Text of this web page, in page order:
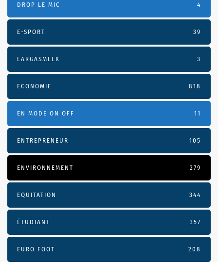
DROP LE MIC 4
E-SPORT 39
EARGASMEEK 3
ECONOMIE 818
EN MODE ON OFF 11
ENTREPRENEUR 105
ENVIRONNEMENT 279
EQUITATION 344
ÉTUDIANT 357
EURO FOOT 208